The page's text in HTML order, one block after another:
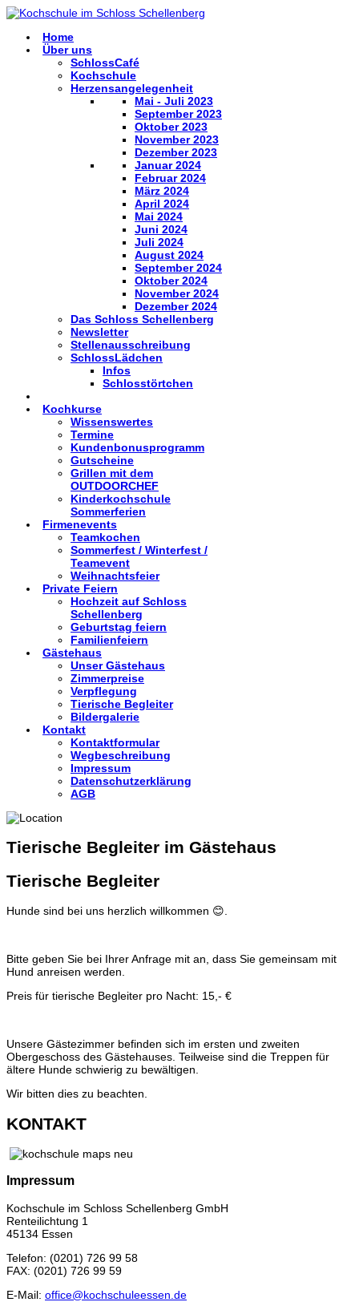
Home
Über uns
SchlossCafé
Kochschule
Herzensangelegenheit
Mai - Juli 2023
September 2023
Oktober 2023
November 2023
Dezember 2023
Januar 2024
Februar 2024
März 2024
April 2024
Mai 2024
Juni 2024
Juli 2024
August 2024
September 2024
Oktober 2024
November 2024
Dezember 2024
Das Schloss Schellenberg
Newsletter
Stellenausschreibung
SchlossLädchen
Infos
Schlosstörtchen
Kochkurse
Wissenswertes
Termine
Kundenbonusprogramm
Gutscheine
Grillen mit dem
OUTDOORCHEF
Kinderkochschule
Sommerferien
Firmenevents
Teamkochen
Sommerfest / Winterfest /
Teamevent
Weihnachtsfeier
Private Feiern
Hochzeit auf Schloss
Schellenberg
Geburtstag feiern
Familienfeiern
Gästehaus
Unser Gästehaus
Zimmerpreise
Verpflegung
Tierische Begleiter
Bildergalerie
Kontakt
Kontaktformular
Wegbeschreibung
Impressum
Datenschutzerklärung
AGB
Tierische Begleiter im Gästehaus
Tierische Begleiter
Hunde sind bei uns herzlich willkommen 😊.
Bitte geben Sie bei Ihrer Anfrage mit an, dass Sie gemeinsam mit
Hund anreisen werden.
Preis für tierische Begleiter pro Nacht: 15,- €
Unsere Gästezimmer befinden sich im ersten und zweiten
Obergeschoss des Gästehauses. Teilweise sind die Treppen für
ältere Hunde schwierig zu bewältigen.
Wir bitten dies zu beachten.
KONTAKT
Impressum
Kochschule im Schloss Schellenberg GmbH
Renteilichtung 1
45134 Essen
Telefon: (0201) 726 99 58
FAX: (0201) 726 99 59
E-Mail: office@kochschuleessen.de